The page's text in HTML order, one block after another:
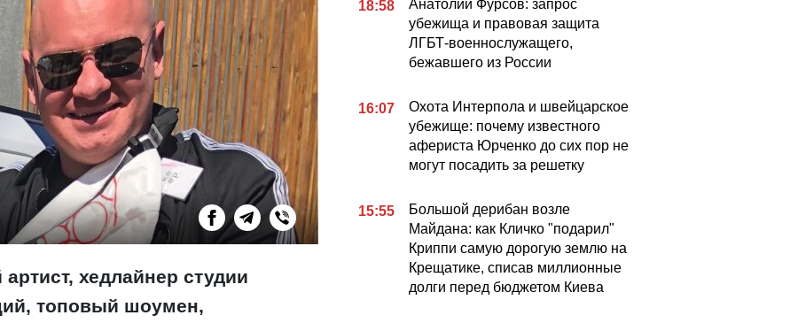
хедлайнер студии
топовый шоумен,
18:58
Анатолий Фурсов: запрос
убежища и правовая защита
ЛГБТ-военнослужащего,
бежавшего из России
16:07
Охота Интерпола и швейцарское
убежище: почему известного
афериста Юрченко до сих пор не
могут посадить за решетку
15:55
Большой дерибан возле
Майдана: как Кличко "подарил"
Криппи самую дорогую землю на
Крещатике, списав миллионные
долги перед бюджетом Киева